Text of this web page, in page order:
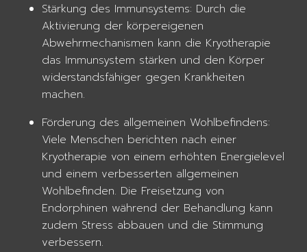
Stärkung des Immunsystems: Durch die
Aktivierung der körpereigenen
Abwehrmechanismen kann die Kryotherapie
das Immunsystem stärken und den Körper
widerstandsfähiger gegen Krankheiten
machen.
Förderung des allgemeinen Wohlbefindens:
Viele Menschen berichten nach einer
Kryotherapie von einem erhöhten Energielevel
und einem verbesserten allgemeinen
Wohlbefinden. Die Freisetzung von
Endorphinen während der Behandlung kann
zudem Stress abbauen und die Stimmung
verbessern.